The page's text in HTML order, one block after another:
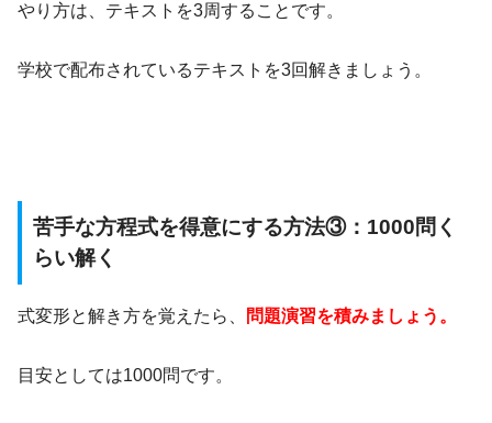
やり方は、テキストを3周することです。
学校で配布されているテキストを3回解きましょう。
苦手な方程式を得意にする方法③：1000問く
らい解く
式変形と解き方を覚えたら、 問題演習を積みましょう。
目安としては1000問です。